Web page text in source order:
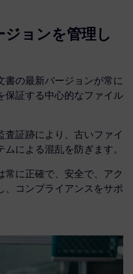
ジョンを管理し
書の最新バージョンが常に
保証する中心的なファイル
証跡により、古いファイ
による混乱を防ぎます。
に正確で、安全で、アク
、コンプライアンスをサポ